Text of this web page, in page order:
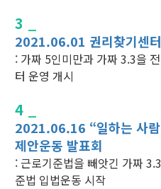
3 _
2021.06.01 권리찾기센
: 가짜 5인미만과 가짜 3.3을
터 운영 개시
4 _
2021.06.16 “일하는 사
제안운동 발표회
: 근로기준법을 빼앗긴 가짜
준법 입법운동 시작